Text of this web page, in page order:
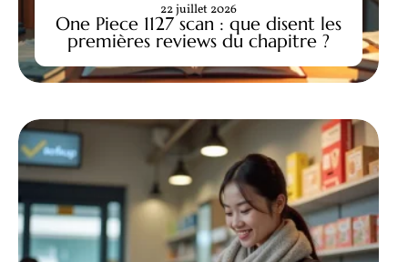
One Piece 1127 scan : que disent les
premières reviews du chapitre ?
22 juillet 2026